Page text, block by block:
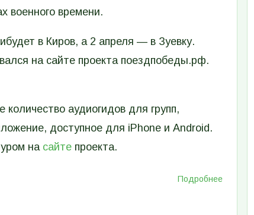
военного времени.
в Киров, а 2 апреля — в Зуевку.
на сайте проекта поездпобеды.рф.
аудиогидов для групп,
доступное для iPhone и Android.
на сайте проекта.
Подробнеео